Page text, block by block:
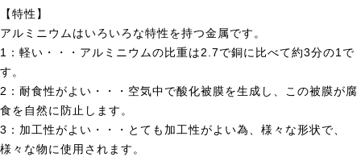
【特性】
アルミニウムはいろいろな特性を持つ金属です。
1：軽い・・・アルミニウムの比重は2.7で銅に比べて約3分の1で
す。
2：耐食性がよい・・・空気中で酸化被膜を生成し、この被膜が腐
食を自然に防止します。
3：加工性がよい・・・とても加工性がよい為、様々な形状で、
様々な物に使用されます。